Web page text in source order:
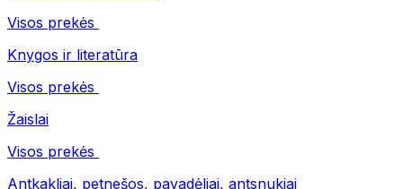
Visos prekės
Knygos ir literatūra
Visos prekės
Žaislai
Visos prekės
Antkakliai, petnešos, pavadėliai, antsnukiai